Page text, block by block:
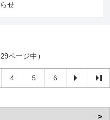
せ
ページ中）
4 5 6